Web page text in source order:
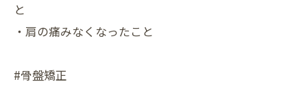
と
・肩の痛みなくなったこと
#骨盤矯正